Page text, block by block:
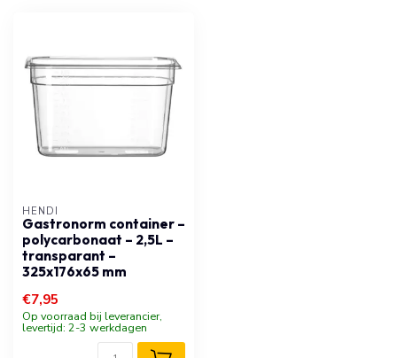
HENDI
Gastronorm container –
polycarbonaat – 2,5L –
transparant –
325x176x65 mm
€7,95
Op voorraad bij leverancier,
levertijd: 2-3 werkdagen